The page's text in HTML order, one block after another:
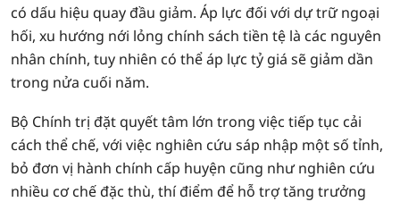
có dấu hiệu quay đầu giảm. Áp lực đối với dự trữ ngoại
hối, xu hướng nới lỏng chính sách tiền tệ là các nguyên
nhân chính, tuy nhiên có thể áp lực tỷ giá sẽ giảm dần
trong nửa cuối năm.
Bộ Chính trị đặt quyết tâm lớn trong việc tiếp tục cải
cách thể chế, với việc nghiên cứu sáp nhập một số tỉnh,
bỏ đơn vị hành chính cấp huyện cũng như nghiên cứu
nhiều cơ chế đặc thù, thí điểm để hỗ trợ tăng trưởng